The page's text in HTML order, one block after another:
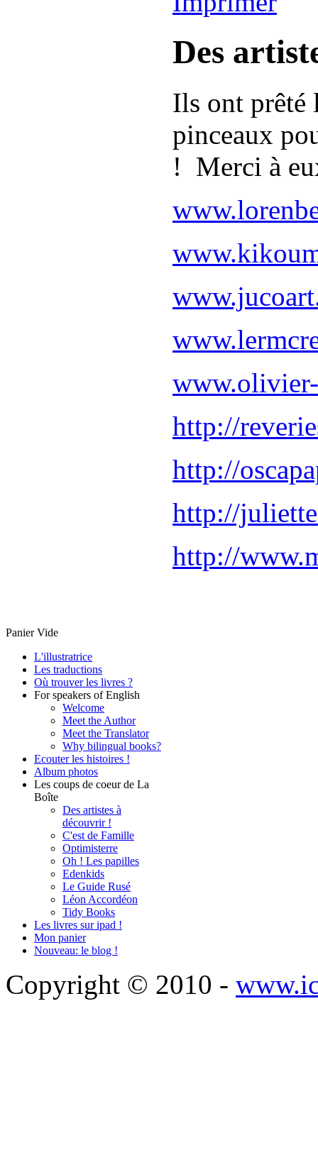
Des
Ils ont prêté
pinceaux
! Merci à
http://
http://
http://
http://
Panier Vide
L'illustratrice
Les traductions
Où trouver les livres ?
For speakers of English
Welcome
Meet the Author
Meet the Translator
Why bilingual books?
Ecouter les histoires !
Album photos
Les coups de coeur de La
Boîte
Des artistes à
découvrir !
C'est de Famille
Optimisterre
Oh ! Les papilles
Edenkids
Le Guide Rusé
Léon Accordéon
Tidy Books
Les livres sur ipad !
Mon panier
Nouveau: le blog !
Copyright © 2010 -